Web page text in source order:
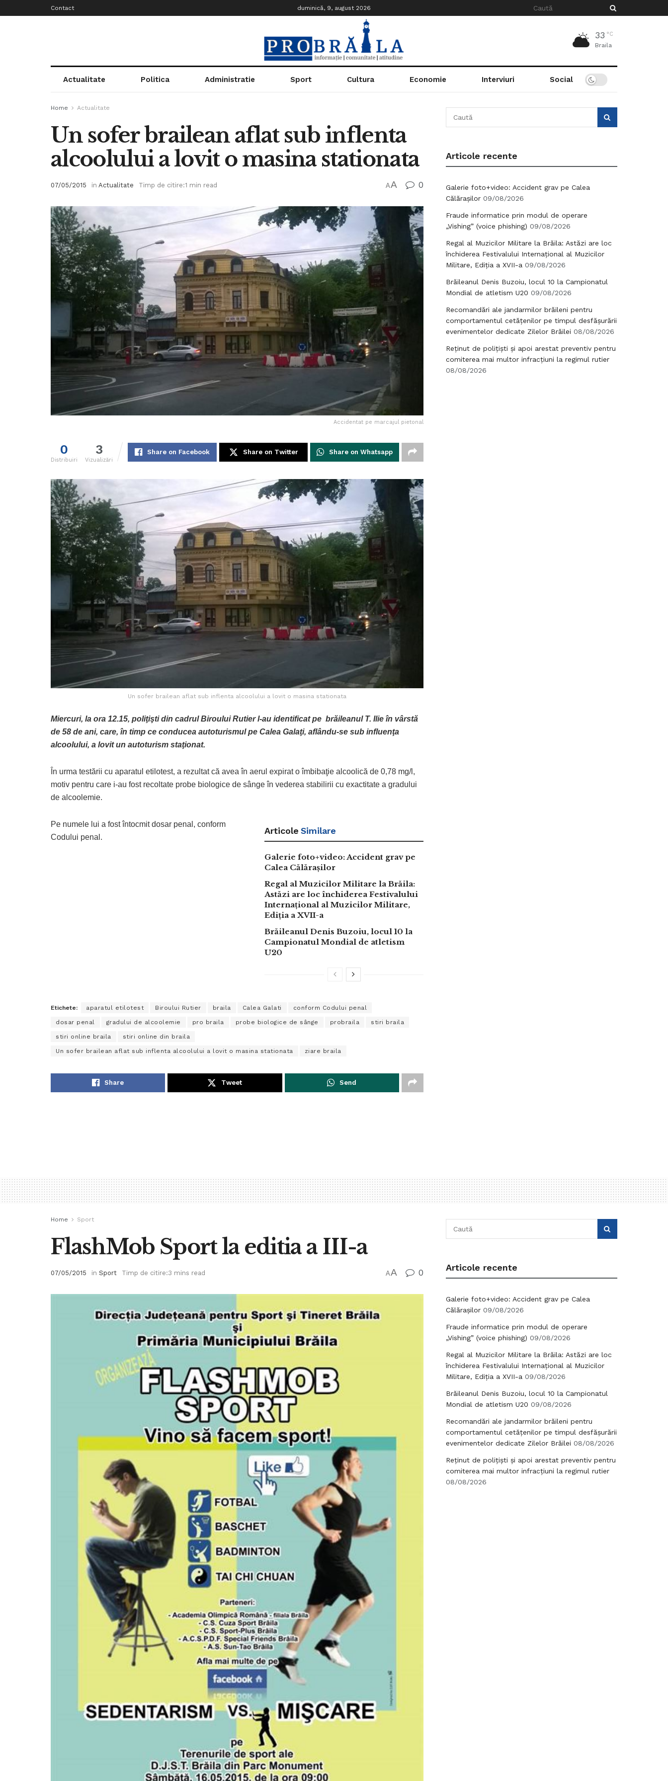
Contact duminică, 9, august 2026
33 °C
Braila
Actualitate Politica Administratie Sport Cultura Economie Interviuri Social
Home Actualitate
Un sofer brailean aflat sub inflenta
alcoolului a lovit o masina stationata
07/05/2015 in Actualitate Timp de citire:1 min read AA 0
Accidentat pe marcajul pietonal
0
Distribuiri
3
Vizualizări
Share on Facebook Share on Twitter Share on Whatsapp
Un sofer brailean aflat sub inflenta alcoolului a lovit o masina stationata
Miercuri, la ora 12.15, poliţişti din cadrul Biroului Rutier l-au identificat pe brăileanul T. Ilie în vârstă
de 58 de ani, care, în timp ce conducea autoturismul pe Calea Galaţi, aflându-se sub influenţa
alcoolului, a lovit un autoturism staţionat.
În urma testării cu aparatul etilotest, a rezultat că avea în aerul expirat o îmbibaţie alcoolică de 0,78 mg/l,
motiv pentru care i-au fost recoltate probe biologice de sânge în vederea stabilirii cu exactitate a gradului
de alcoolemie.
Articole Similare
Galerie foto+video: Accident grav pe
Calea Călărașilor
Regal al Muzicilor Militare la Brăila:
Astăzi are loc închiderea Festivalului
Internațional al Muzicilor Militare,
Ediția a XVII-a
Brăileanul Denis Buzoiu, locul 10 la
Campionatul Mondial de atletism
U20
Pe numele lui a fost întocmit dosar penal, conform
Codului penal.
Etichete: aparatul etilotest Biroului Rutier braila Calea Galati conform Codului penal
dosar penal gradului de alcoolemie pro braila probe biologice de sânge probraila stiri braila
stiri online braila stiri online din braila
Un sofer brailean aflat sub inflenta alcoolului a lovit o masina stationata ziare braila
Share Tweet Send
Articole recente
Galerie foto+video: Accident grav pe Calea
Călărașilor 09/08/2026
Fraude informatice prin modul de operare
„Vishing” (voice phishing) 09/08/2026
Regal al Muzicilor Militare la Brăila: Astăzi are loc
închiderea Festivalului Internațional al Muzicilor
Militare, Ediția a XVII-a 09/08/2026
Brăileanul Denis Buzoiu, locul 10 la Campionatul
Mondial de atletism U20 09/08/2026
Recomandări ale jandarmilor brăileni pentru
comportamentul cetățenilor pe timpul desfășurării
evenimentelor dedicate Zilelor Brăilei 08/08/2026
Reținut de polițiști și apoi arestat preventiv pentru
comiterea mai multor infracțiuni la regimul rutier
08/08/2026
Home Sport
FlashMob Sport la editia a III-a
07/05/2015 in Sport Timp de citire:3 mins read AA 0 Articole recente
Galerie foto+video: Accident grav pe Calea
Călărașilor 09/08/2026
Fraude informatice prin modul de operare
„Vishing” (voice phishing) 09/08/2026
Regal al Muzicilor Militare la Brăila: Astăzi are loc
închiderea Festivalului Internațional al Muzicilor
Militare, Ediția a XVII-a 09/08/2026
Brăileanul Denis Buzoiu, locul 10 la Campionatul
Mondial de atletism U20 09/08/2026
Recomandări ale jandarmilor brăileni pentru
comportamentul cetățenilor pe timpul desfășurării
evenimentelor dedicate Zilelor Brăilei 08/08/2026
Reținut de polițiști și apoi arestat preventiv pentru
comiterea mai multor infracțiuni la regimul rutier
08/08/2026